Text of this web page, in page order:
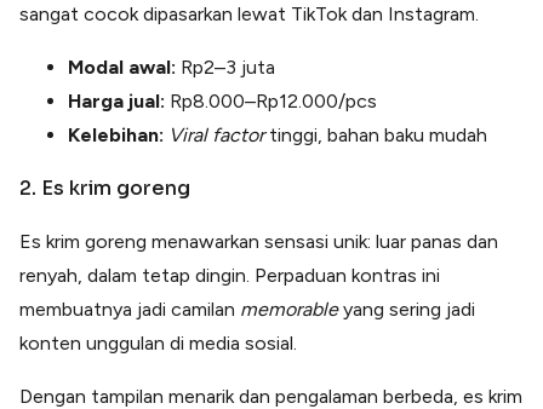
sangat cocok dipasarkan lewat TikTok dan Instagram.
Modal awal: Rp2–3 juta
Harga jual: Rp8.000–Rp12.000/pcs
Kelebihan: Viral factortinggi, bahan baku mudah
2. Es krim goreng
Es krim goreng menawarkan sensasi unik: luar panas dan
renyah, dalam tetap dingin. Perpaduan kontras ini
membuatnya jadi camilan memorableyang sering jadi
konten unggulan di media sosial.
Dengan tampilan menarik dan pengalaman berbeda, es krim